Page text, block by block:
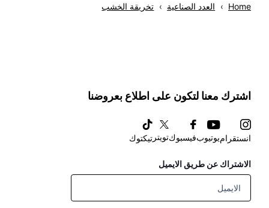
Home
› العدد الصناعية › تخريقة الخشب
اشترك معنا لتكون على اطلاع بعروضنا
انستقراميوتيوبفيسبوكتويتر تيكتوك
الاشتراك عن طريق الايميل